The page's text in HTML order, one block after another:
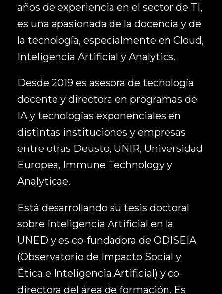
años de experiencia en el sector de TI,
es una apasionada de la docencia y de
la tecnología, especialmente en Cloud,
Inteligencia Artificial y Analytics.
Desde 2019 es asesora de tecnología
docente y directora en programas de
IA y tecnologías exponenciales en
distintas instituciones y empresas
entre otras Deusto, UNIR, Universidad
Europea, Immune Technology y
Analyticae.
Está desarrollando su tesis doctoral
sobre Inteligencia Artificial en la
UNED y es co-fundadora de ODISEIA
(Observatorio de Impacto Social y
Ética e Inteligencia Artificial) y co-
directora del área de formación. Es